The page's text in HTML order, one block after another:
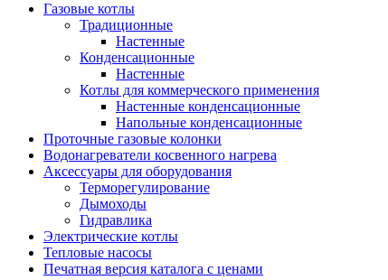
Газовые котлы
Традиционные
Настенные
Конденсационные
Настенные
Котлы для коммерческого применения
Настенные конденсационные
Напольные конденсационные
Проточные газовые колонки
Водонагреватели косвенного нагрева
Аксессуары для оборудования
Терморегулирование
Дымоходы
Гидравлика
Электрические котлы
Тепловые насосы
Печатная версия каталога с ценами